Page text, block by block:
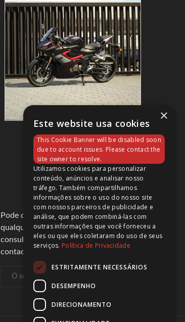
SRK 125 R
3 890,00 €
Pode cancelar a subscrição a
qualquer momento. Para tal,
consulte a nossa informação de
contacto na declaração legal.
×
Este website usa cookies
This Cookie Banner will be disabled soon
due to account issues. Please contact the
site owner to resolve.
Utilizamos cookies para personalizar
conteúdo, anúncios e analisar nosso
tráfego. Também compartilhamos
informações sobre o uso do nosso site
com nossos parceiros de publicidade e
análise, que podem combiná-las com
outras informações que você forneceu a
eles ou que eles coletaram do uso de seus
serviços. Política de Privacidade
ESTRITAMENTE NECESSÁRIOS
DESEMPENHO
DIRECIONAMENTO